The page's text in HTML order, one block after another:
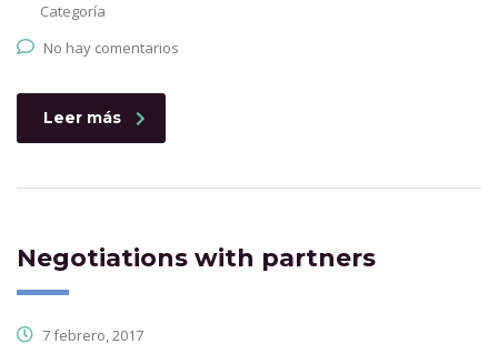
Categoría
No hay comentarios
Leer más
Negotiations with partners
7 febrero, 2017